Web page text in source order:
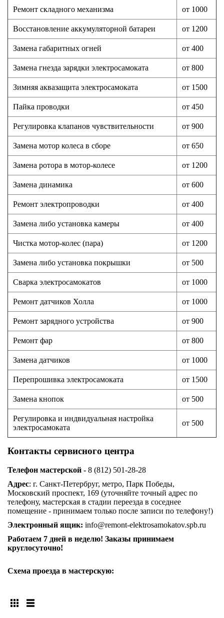
Ремонт складного механизма от 1000
Восстановление аккумуляторной батареи от 1200
Замена габаритных огней от 400
Замена гнезда зарядки электросамоката от 800
Зимняя аквазащита электросамоката от 1500
Пайка проводки от 450
Регулировка клапанов чувствительности от 900
Замена мотор колеса в сборе от 650
Замена ротора в мотор-колесе от 1200
Замена динамика от 600
Ремонт электропроводки от 400
Замена либо установка камеры от 400
Чистка мотор-колес (пара) от 1200
Замена либо установка покрышки от 500
Сварка электросамокатов от 1000
Ремонт датчиков Холла от 1000
Ремонт зарядного устройства от 900
Ремонт фар от 800
Замена датчиков от 1000
Перепрошивка электросамоката от 1500
Замена кнопок от 500
Регулировка и индвидуальная настройка
электросамоката
от 500
Контакты сервисного центра
Телефон мастерской - 8 (812) 501-28-28
Адрес: г. Санкт-Петербруг, метро, Парк Победы,
Московский проспект, 169 (уточняйте точный адрес по
телефону, мастерская в стадии переезда в соседнее
помещение - принимаем только после записи по телефону!)
Электронный ящик: info@remont-elektrosamokatov.spb.ru
Работаем 7 дней в неделю! Заказы принимаем
круглосуточно!
Схема проезда в мастерскую: